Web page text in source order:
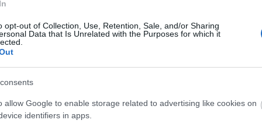
opt-out of Collection, Use, Retention, Sale, and/or Sharing
Data that Is Unrelated with the Purposes for which it
allow Google to enable storage related to advertising like cookies on
identifiers in apps.